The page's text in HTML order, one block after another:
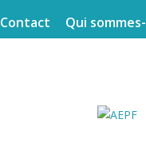
Contact Qui